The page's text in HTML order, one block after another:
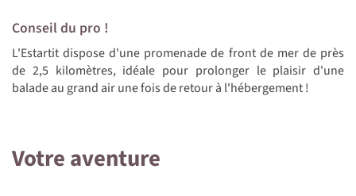
Conseil du pro !
L'Estartit dispose d'une promenade de front de mer de près
de 2,5 kilomètres, idéale pour prolonger le plaisir d'une
balade au grand air une fois de retour à l'hébergement !
Votre aventure